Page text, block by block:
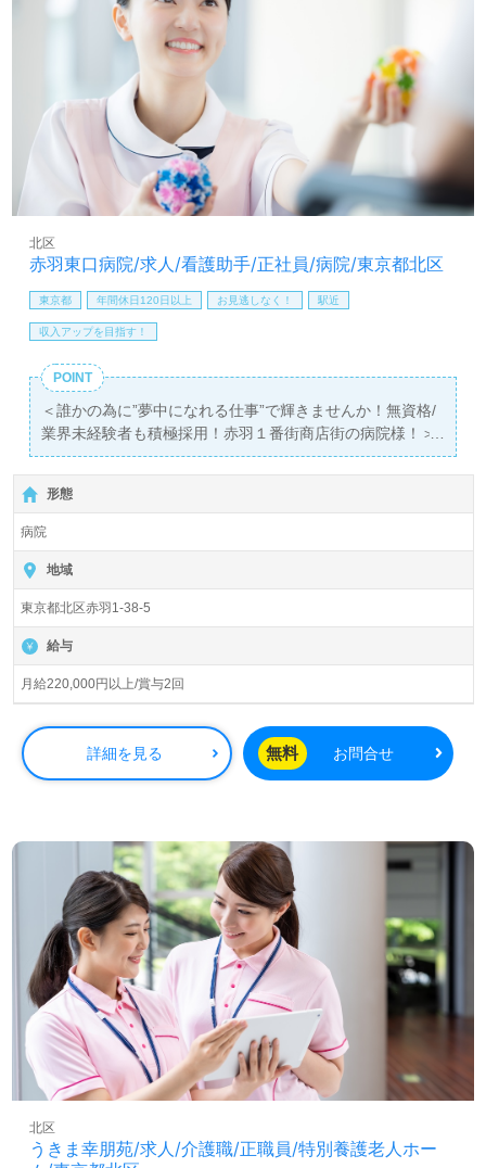
あたたかなサポート、自分の気持ちを伝えやすい環境面が
魅力の事業所様です。それぞれの成長に沿ったOJT/教育研
修プログラム、資格支援制度も嬉しいポイント！『ご利用
者様お一人おひとりに寄り添いたい、介護知識や介護技術
を高めたい』『働きがいを感じながら仕事をしたい』『転
職でキャリアチェンジを実現したい、施設形態や環境を変
えて仕事をしたい』等の方も大歓迎です！求人詳細等、担
当コンサルタントよりご案内します。お問い合わせも遠慮
なくお願いします。
護】＊求人情報収集、将来的に検討の方も遠慮なく＊
LINE、メール、お電話などご希望に応じてお問い合わせ/ご
相談可能です。転職相談、求人紹介、年収交渉など完全無
料サービスをご利用いただけます。＜非公開求人も取扱い
あり！＞"転職支援"のプロと一緒に転職活動！お問い合わ
せお待ちしております。
赤羽東口病院/求人/看護助手/正社員/病院/東京都北区
北区
東京都 年間休日120日以上 お見逃しなく！ 駅近
収入アップを目指す！
POINT
＜誰かの為に”夢中になれる仕事”で輝きませんか！無資格/
業界未経験者も積極採用！赤羽１番街商店街の病院様！＞
◎介護職/正社員募集◎【月給220,000円以上/賞与2回】
『赤羽駅』徒歩2分。
病床数73床（一般病棟48床、療養病棟25床）『赤羽東口病
院』医療法人社団 景星会赤羽（本部：東京都北区）様の運
営です。脳神経外科、心療内科、外科、総合内科、整形外
科、リハビリテーション科の総合診療を行う病院様とし
て、急性期、慢性期に対応。地域の『かかりつけ病院』と
して、患者様に貢献されている法人様です。
◎あなたのサポートで患者様の笑顔が増える！あなたが”夢
中になれる仕事”を＜ウィルオブ介護＞が応援します！◎
看護助手や介護職経験のある方はもちろん、これから介護
職を目指される方も幅広く募集します。病院での勤務経験
は問いません。年間休日125日、駅チカ2分の好立地、働き
ト！『患者様お一人おひとりに寄り添いたい』『病院でチ
ーム医療の一員として働きたい、患者様に寄り添えるキャ
リアを描きたい』『転職でキャリアチェンジを実現した
い、施設形態や環境を変えて働きたい』等の方も大歓迎で
す。募集詳細等、担当コンサルタントよりご案内します。
お問い合わせも遠慮なくお願いします。
医療/福祉業界の正社員/パート仕事探しは【ウィルオブ介
護】＊求人情報収集、将来的に検討の方も遠慮なく＊
LINE、メール、お電話などご希望に応じてお問い合わせ/ご
相談可能です。転職相談、求人紹介、年収交渉など完全無
料サービスをご利用いただけます。＜非公開求人も取扱い
せお待ちしております。
形態
病院
地域
東京都北区赤羽1-38-5
給与
月給220,000円以上/賞与2回
詳細を見る 無料 お問合せ
うきま幸朋苑/求人/介護職/正職員/特別養護老人ホー
北区